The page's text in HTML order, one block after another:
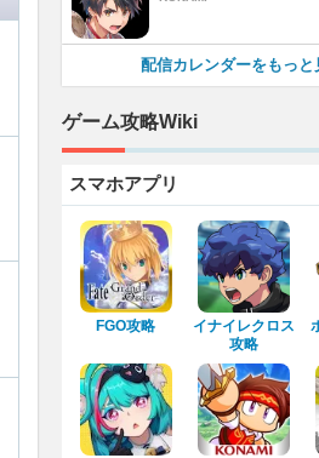
配信カレンダーをもっと
ゲーム攻略Wiki
スマホアプリ
FGO攻略
イナイレクロス
攻略